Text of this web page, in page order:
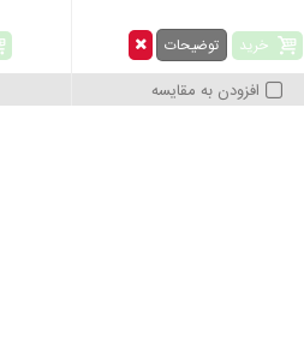
خرید توضیحات
افزودن به مقایسه